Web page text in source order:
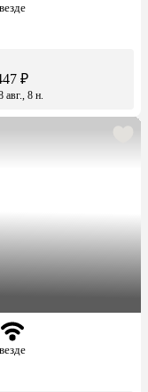
везде
₽
авг., 8 н.
везде